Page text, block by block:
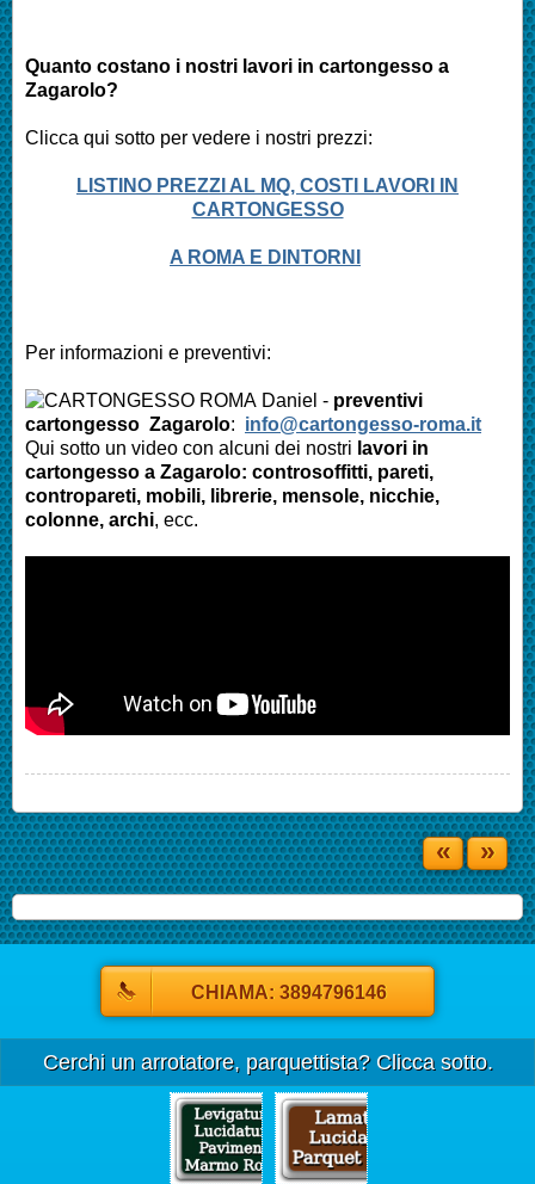
Quanto costano i nostri lavori in cartongesso a
Zagarolo?
Clicca qui sotto per vedere i nostri prezzi:
LISTINO PREZZI AL MQ, COSTI LAVORI IN
CARTONGESSO
A ROMA E DINTORNI
Per informazioni e preventivi:
Daniel - preventivi
cartongesso Zagarolo: info@cartongesso-roma.it
Qui sotto un video con alcuni dei nostri lavori in
cartongesso a Zagarolo: controsoffitti, pareti,
contropareti, mobili, librerie, mensole, nicchie,
colonne, archi, ecc.
« »
CHIAMA: 3894796146
Cerchi un arrotatore, parquettista? Clicca sotto.